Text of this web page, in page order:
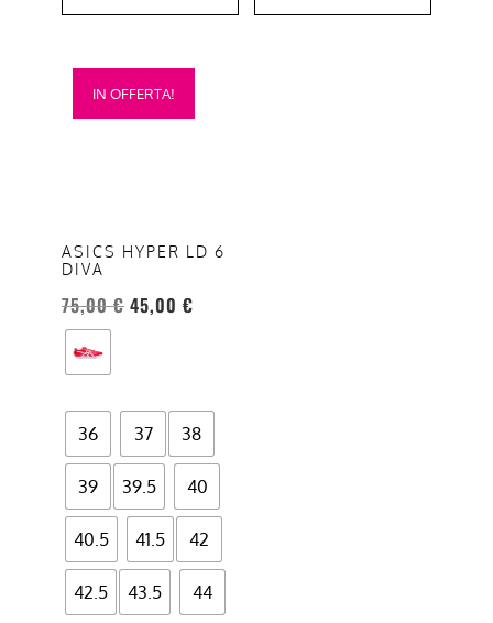
IN OFFERTA!
ASICS HYPER LD 6
DIVA
75,00€ 45,00 €
36 37 38
39 39.5 40
40.5 41.5 42
42.5 43.5 44
Questo
prodotto
opzioni
possono
essere
scelte
nella
del
prodotto